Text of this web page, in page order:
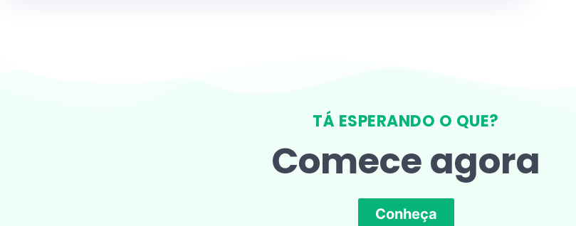
TÁ ESPERANDO O QUE?
Comece agora
Conheça